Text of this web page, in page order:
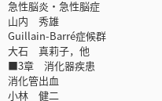
急性脳炎・急性脳症
山内 秀雄
Guillain-Barré症候群
大石 真莉子，他
■3章 消化器疾患
消化管出血
小林 健二